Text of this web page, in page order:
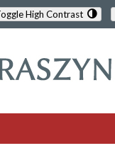
High Contrast